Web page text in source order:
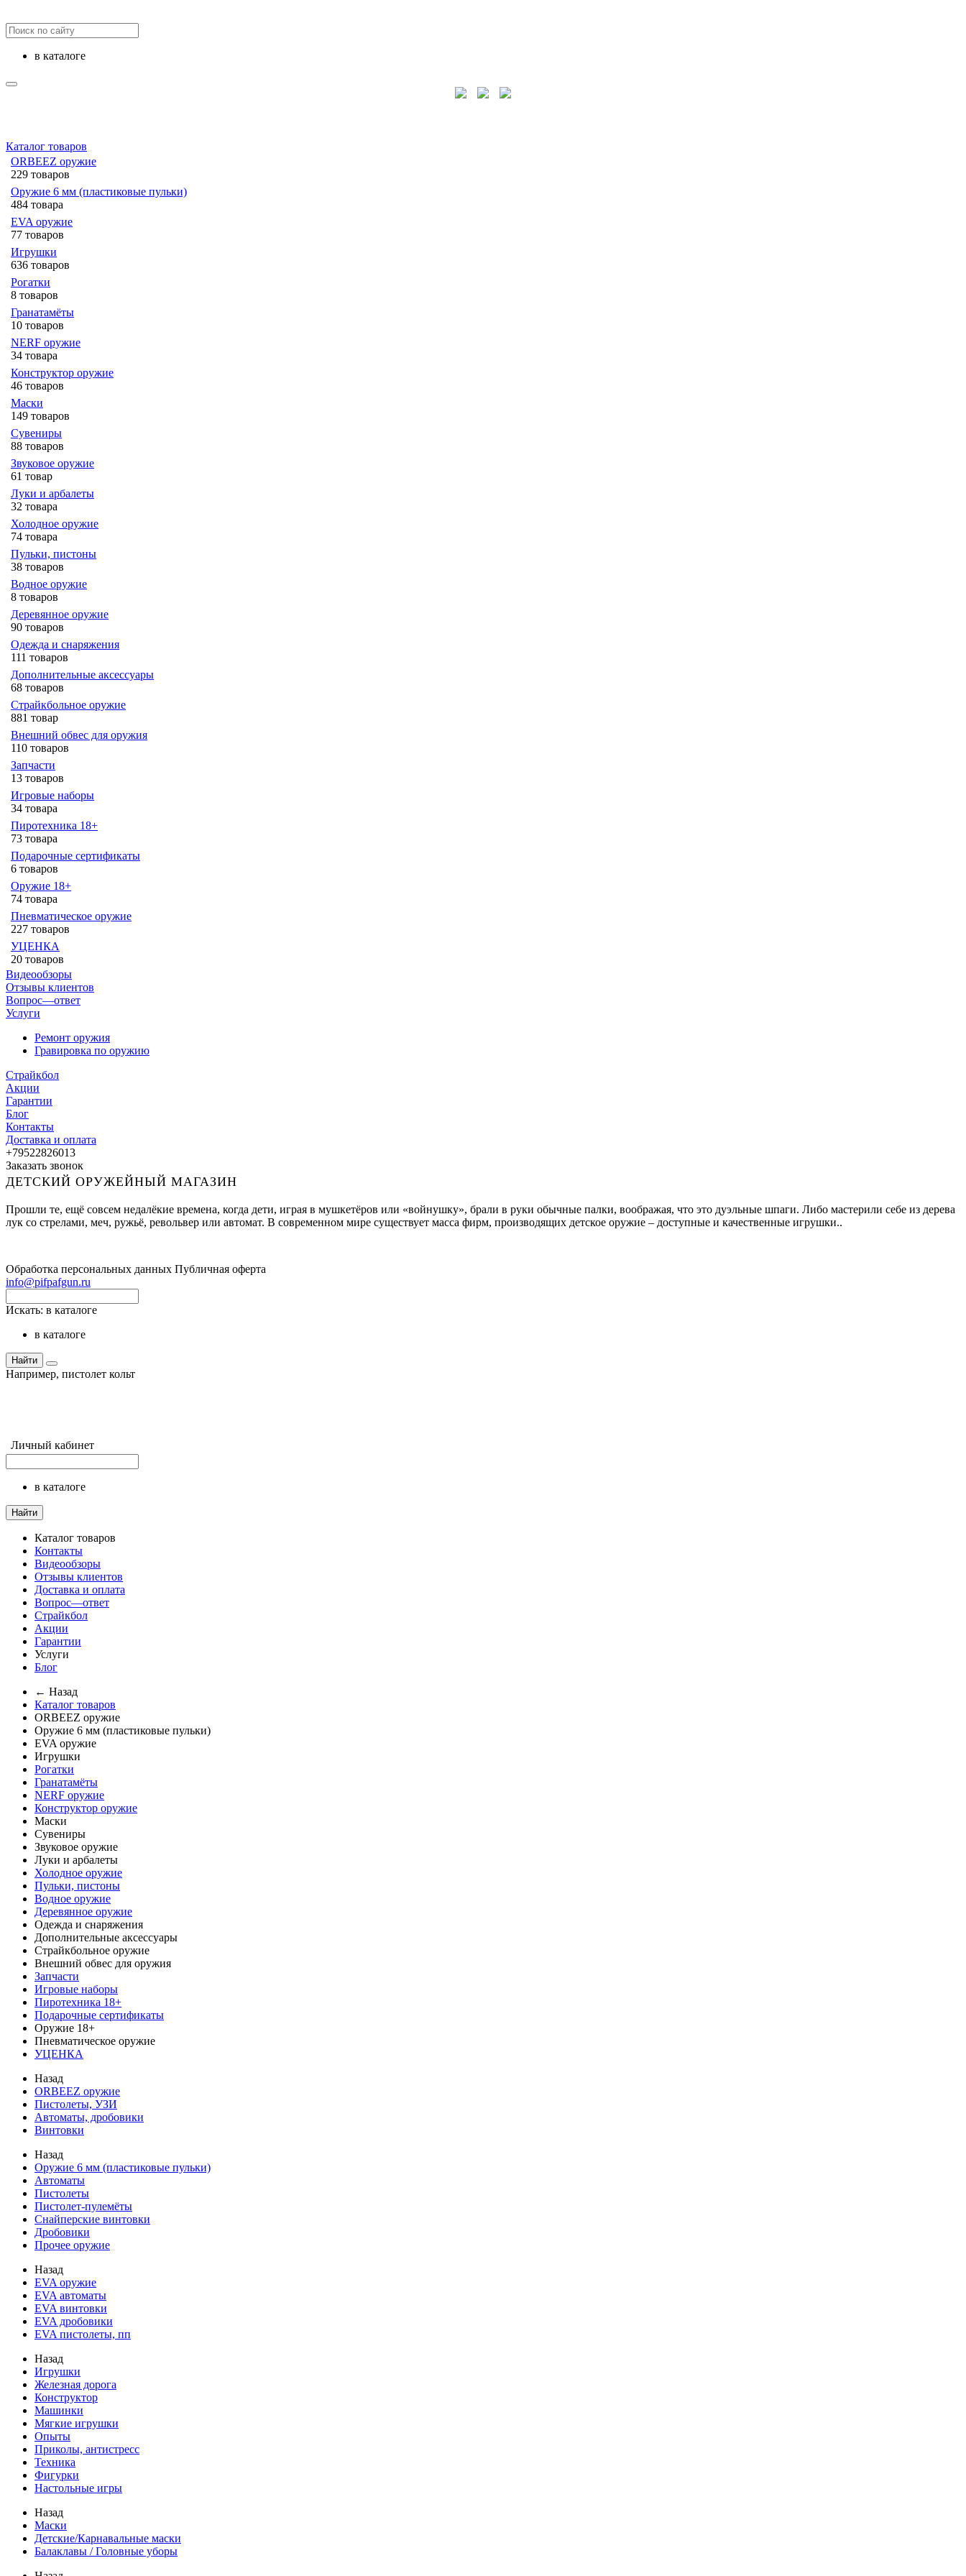
в каталоге
Каталог товаров
ORBEEZ оружие
229 товаров
Оружие 6 мм (пластиковые пульки)
484 товара
EVA оружие
77 товаров
Игрушки
636 товаров
Рогатки
8 товаров
Гранатамёты
10 товаров
NERF оружие
34 товара
Конструктор оружие
46 товаров
Маски
149 товаров
Сувениры
88 товаров
Звуковое оружие
61 товар
Луки и арбалеты
32 товара
Холодное оружие
74 товара
Пульки, пистоны
38 товаров
Водное оружие
8 товаров
Деревянное оружие
90 товаров
Одежда и снаряжения
111 товаров
Дополнительные аксессуары
68 товаров
Страйкбольное оружие
881 товар
Внешний обвес для оружия
110 товаров
Запчасти
13 товаров
Игровые наборы
34 товара
Пиротехника 18+
73 товара
Подарочные сертификаты
6 товаров
Оружие 18+
74 товара
Пневматическое оружие
227 товаров
УЦЕНКА
20 товаров
Видеообзоры
Отзывы клиентов
Вопрос—ответ
Услуги
Ремонт оружия
Гравировка по оружию
Страйкбол
Акции
Гарантии
Блог
Контакты
Доставка и оплата
+79522826013
Заказать звонок
ДЕТСКИЙ ОРУЖЕЙНЫЙ МАГАЗИН
Прошли те, ещё совсем недалёкие времена, когда дети, играя в мушкетёров или «войнушку», брали в руки обычные палки, воображая, что это дуэльные шпаги. Либо мастерили себе из дерева
лук со стрелами, меч, ружьё, револьвер или автомат. В современном мире существует масса фирм, производящих детское оружие – доступные и качественные игрушки..
Обработка персональных данных Публичная оферта
info@pifpafgun.ru
Искать: в каталоге
в каталоге
Найти
Например, пистолет кольт
Личный кабинет
в каталоге
Найти
Каталог товаров
Контакты
Видеообзоры
Отзывы клиентов
Доставка и оплата
Вопрос—ответ
Страйкбол
Акции
Гарантии
Услуги
Блог
← Назад
Каталог товаров
ORBEEZ оружие
Оружие 6 мм (пластиковые пульки)
EVA оружие
Игрушки
Рогатки
Гранатамёты
NERF оружие
Конструктор оружие
Маски
Сувениры
Звуковое оружие
Луки и арбалеты
Холодное оружие
Пульки, пистоны
Водное оружие
Деревянное оружие
Одежда и снаряжения
Дополнительные аксессуары
Страйкбольное оружие
Внешний обвес для оружия
Запчасти
Игровые наборы
Пиротехника 18+
Подарочные сертификаты
Оружие 18+
Пневматическое оружие
УЦЕНКА
Назад
ORBEEZ оружие
Пистолеты, УЗИ
Автоматы, дробовики
Винтовки
Назад
Оружие 6 мм (пластиковые пульки)
Автоматы
Пистолеты
Пистолет-пулемёты
Снайперские винтовки
Дробовики
Прочее оружие
Назад
EVA оружие
EVA автоматы
EVA винтовки
EVA дробовики
EVA пистолеты, пп
Назад
Игрушки
Железная дорога
Конструктор
Машинки
Мягкие игрушки
Опыты
Приколы, антистресс
Техника
Фигурки
Настольные игры
Назад
Маски
Детские/Карнавальные маски
Балаклавы / Головные уборы